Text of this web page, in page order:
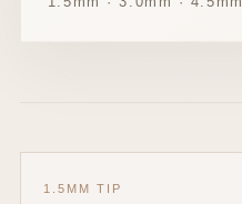
1.5MM TIP